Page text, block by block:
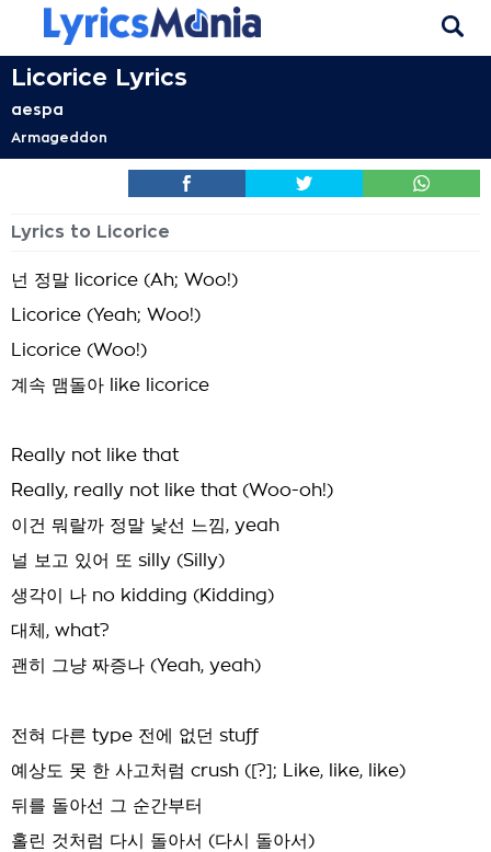
Licorice Lyrics
aespa
Armageddon
Lyrics to Licorice
넌 정말 licorice (Ah; Woo!)
Licorice (Yeah; Woo!)
Licorice (Woo!)
계속 맴돌아 like licorice
Really not like that
Really, really not like that (Woo-oh!)
이건 뭐랄까 정말 낯선 느낌, yeah
널 보고 있어 또 silly (Silly)
생각이 나 no kidding (Kidding)
대체, what?
괜히 그냥 짜증나 (Yeah, yeah)
전혀 다른 type 전에 없던 stuff
예상도 못 한 사고처럼 crush ([?]; Like, like, like)
뒤를 돌아선 그 순간부터
홀린 것처럼 다시 돌아서 (다시 돌아서)